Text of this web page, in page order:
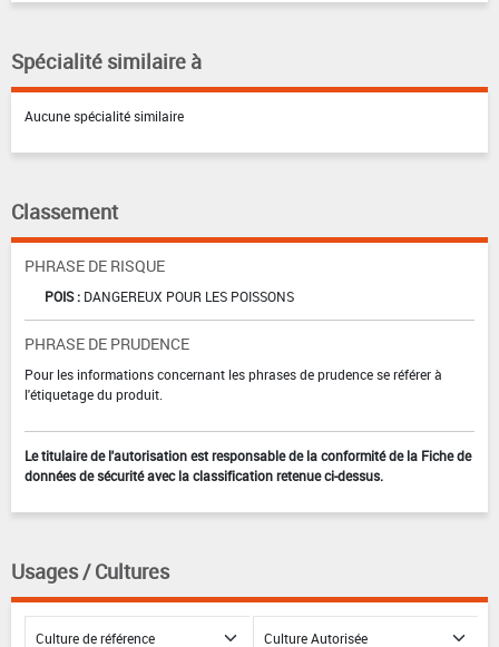
Spécialité similaire à
Aucune spécialité similaire
Classement
PHRASE DE RISQUE
POIS : DANGEREUX POUR LES POISSONS
PHRASE DE PRUDENCE
Pour les informations concernant les phrases de prudence se référer à
l'étiquetage du produit.
Le titulaire de l'autorisation est responsable de la conformité de la Fiche de
données de sécurité avec la classification retenue ci-dessus.
Usages / Cultures